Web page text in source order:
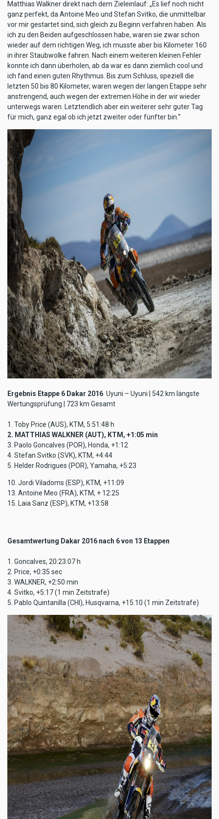
Matthias Walkner direkt nach dem Zieleinlauf: „Es lief noch nicht
ganz perfekt, da Antoine Meo und Stefan Svitko, die unmittelbar
vor mir gestartet sind, sich gleich zu Beginn verfahren haben. Als
ich zu den Beiden aufgeschlossen habe, waren sie zwar schon
wieder auf dem richtigen Weg, ich musste aber bis Kilometer 160
in ihrer Staubwolke fahren. Nach einem weiteren kleinen Fehler
konnte ich dann überholen, ab da war es dann ziemlich cool und
ich fand einen guten Rhythmus. Bis zum Schluss, speziell die
letzten 50 bis 80 Kilometer, waren wegen der langen Etappe sehr
anstrengend, auch wegen der extremen Höhe in der wir wieder
unterwegs waren. Letztendlich aber ein weiterer sehr guter Tag
für mich, ganz egal ob ich jetzt zweiter oder fünfter bin.“
Ergebnis Etappe 6 Dakar 2016 Uyuni – Uyuni | 542 km längste
Wertungsprüfung | 723 km Gesamt
1. Toby Price (AUS), KTM, 5:51:48 h
2. MATTHIAS WALKNER (AUT), KTM, +1:05 min
3. Paolo Goncalves (POR), Honda, +1:12
4. Stefan Svitko (SVK), KTM, +4:44
5. Helder Rodrigues (POR), Yamaha, +5:23
10. Jordi Viladoms (ESP), KTM, +11:09
13. Antoine Meo (FRA), KTM, + 12:25
15. Laia Sanz (ESP), KTM, +13:58
Gesamtwertung Dakar 2016 nach 6 von 13 Etappen
1. Goncalves, 20:23:07 h
2. Price, +0:35 sec
3. WALKNER, +2:50 min
4. Svitko, +5:17 (1 min Zeitstrafe)
5. Pablo Quintanilla (CHI), Husqvarna, +15:10 (1 min Zeitstrafe)